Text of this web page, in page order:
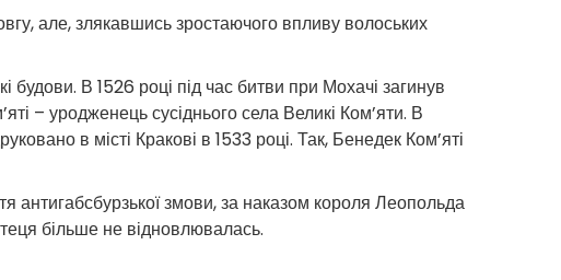
але, злякавшись зростаючого впливу волоських
В 1526 році під час битви при Мохачі загинув
– уродженець сусіднього села Великі Ком’яти. В
в місті Кракові в 1533 році. Так, Бенедек Ком’яті
антигабсбурзької змови, за наказом короля Леопольда
більше не відновлювалась.